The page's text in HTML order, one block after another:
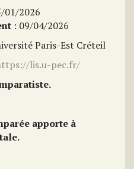
01/2026
: 09/04/2026
Paris-Est Créteil
lis.u-pec.fr/
apporte à